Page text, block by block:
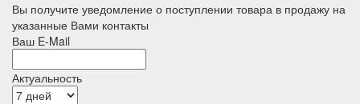
Вы получите уведомление о поступлении товара в продажу на
указанные Вами контакты
Ваш E-Mail
Актуальность